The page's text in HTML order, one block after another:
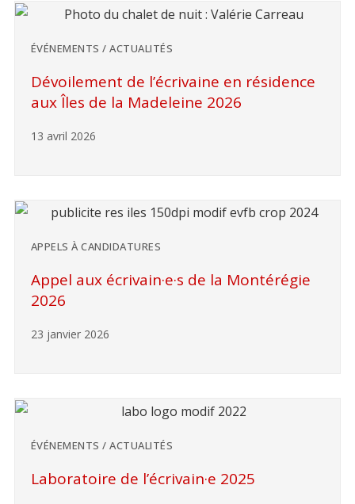
ÉVÉNEMENTS / ACTUALITÉS
Dévoilement de l’écrivaine en résidence
aux Îles de la Madeleine 2026
13 avril 2026
APPELS À CANDIDATURES
Appel aux écrivain·e·s de la Montérégie
2026
23 janvier 2026
ÉVÉNEMENTS / ACTUALITÉS
Laboratoire de l’écrivain·e 2025